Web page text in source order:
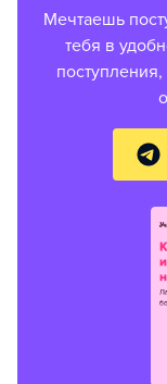
Мечтаешь
тебя в